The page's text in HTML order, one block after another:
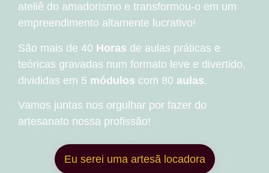
ateliê do amadorismo e transformou-o em um
empreendimento altamente lucrativo!
São mais de 40 Horas de aulas práticas e
teóricas gravadas num formato leve e divertido,
divididas em 5 módulos com 80 aulas.
Vamos juntas nos orgulhar por fazer do
artesanato nossa profissão!
Eu serei uma artesã locadora